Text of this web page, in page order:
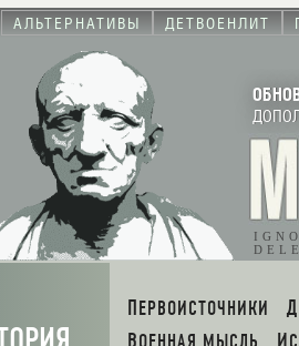
АЛЬТЕРНАТИВЫ ДЕТВОЕНЛИТ
ПЕРВОИСТОЧНИКИ